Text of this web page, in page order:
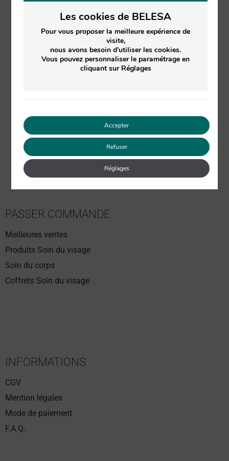
30 avis
23.50€ 17.00€
PASSER COMMANDE
Meilleures ventes
Produits Soin du visage
Soin du corps
Coffrets Soin du visage
INFORMATIONS
CGV
Mention légales
Mode de paiement
F.A.Q.
Les cookies de BELESA
Pour vous proposer la meilleure expérience de
visite,
nous avons besoin d'utiliser les cookies.
Vous pouvez personnaliser le paramétrage en
cliquant sur Réglages
Accepter
Refuser
Réglages